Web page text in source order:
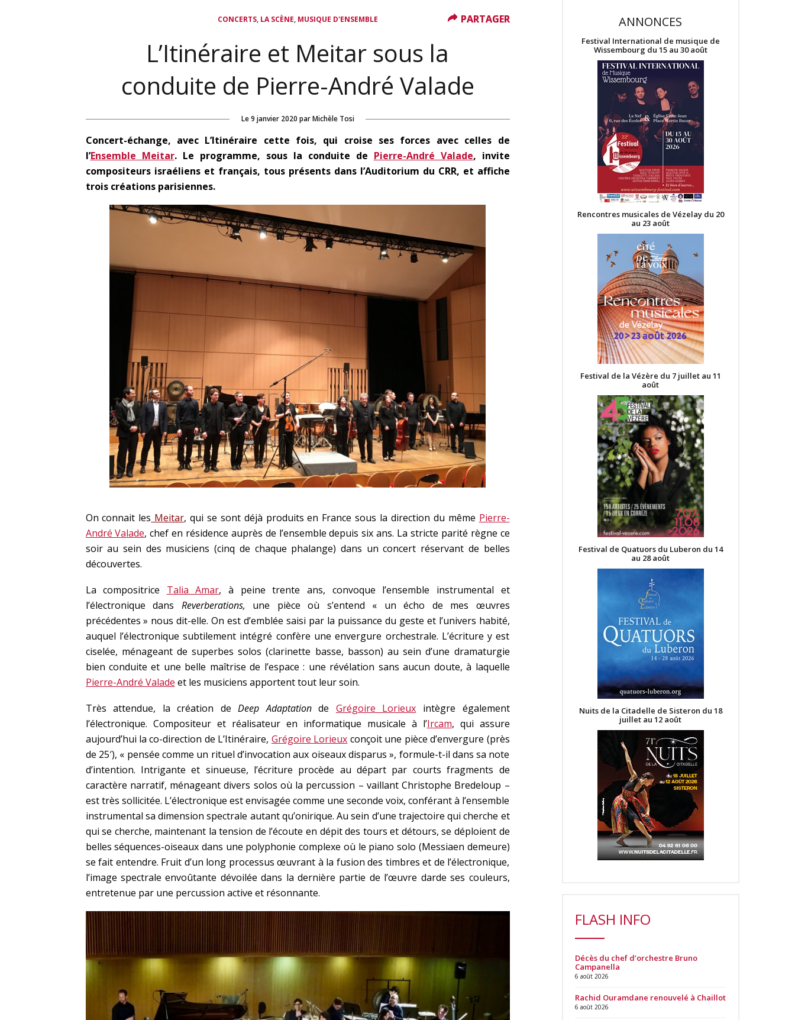
CONCERTS, LA SCÈNE, MUSIQUE D'ENSEMBLE
L’Itinéraire et Meitar sous la
conduite de Pierre-André Valade
Le9 janvier 2020 par Michèle Tosi
Concert-échange, avec L’Itinéraire cette fois, qui croise ses forces avec celles de
l’Ensemble Meitar. Le programme, sous la conduite de Pierre-André Valade, invite
compositeurs israéliens et français, tous présents dans l’Auditorium du CRR, et affiche
trois créations parisiennes.
On connait les Meitar, qui se sont déjà produits en France sous la direction du même Pierre-
André Valade, chef en résidence auprès de l’ensemble depuis six ans. La stricte parité règne ce
soir au sein des musiciens (cinq de chaque phalange) dans un concert réservant de belles
découvertes.
La compositrice Talia Amar, à peine trente ans, convoque l’ensemble instrumental et
l’électronique dans Reverberations, une pièce où s’entend « un écho de mes œuvres
précédentes » nous dit-elle. On est d’emblée saisi par la puissance du geste et l’univers habité,
auquel l’électronique subtilement intégré confère une envergure orchestrale. L’écriture y est
ciselée, ménageant de superbes solos (clarinette basse, basson) au sein d’une dramaturgie
bien conduite et une belle maîtrise de l’espace : une révélation sans aucun doute, à laquelle
Pierre-André Valade et les musiciens apportent tout leur soin.
Très attendue, la création deDeep Adaptationde Grégoire Lorieux intègre également
l’électronique. Compositeur et réalisateur en informatique musicale à l’Ircam, qui assure
aujourd’hui la co-direction de L’Itinéraire, Grégoire Lorieux conçoit une pièce d’envergure (près
de 25′), « pensée comme un rituel d’invocation aux oiseaux disparus », formule-t-il dans sa note
d’intention. Intrigante et sinueuse, l’écriture procède au départ par courts fragments de
caractère narratif, ménageant divers solos où la percussion – vaillant Christophe Bredeloup –
est très sollicitée. L’électronique est envisagée comme une seconde voix, conférant à l’ensemble
instrumental sa dimension spectrale autant qu’onirique. Au sein d’une trajectoire qui cherche et
qui se cherche, maintenant la tension de l’écoute en dépit des tours et détours, se déploient de
belles séquences-oiseaux dans une polyphonie complexe où le piano solo (Messiaen demeure)
se fait entendre. Fruit d’un long processus œuvrant à la fusion des timbres et de l’électronique,
l’image spectrale envoûtante dévoilée dans la dernière partie de l’œuvre darde ses couleurs,
entretenue par une percussion active et résonnante.
PARTAGER
PARTAGER ANNONCES
Festival International de musique de
Wissembourg du 15 au 30 août
Rencontres musicales de Vézelay du 20
au 23 août
Festival de la Vézère du 7 juillet au 11
août
Festival de Quatuors du Luberon du 14
au 28 août
Nuits de la Citadelle de Sisteron du 18
juillet au 12 août
FLASH INFO
Décès du chef d’orchestre Bruno
Campanella
6 août 2026
Rachid Ouramdane renouvelé à Chaillot
6 août 2026